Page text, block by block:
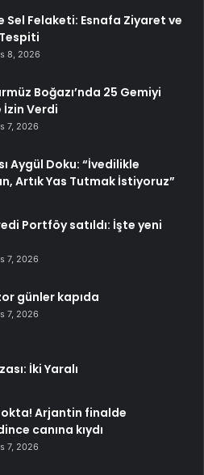
Sel Felaketi: Esnafa Ziyaret ve
8, 2026
Boğazı’nda 25 Gemiyi
İzin Verdi
7, 2026
Aygül Doku: “İvedilikle
Artık Yas Tutmak İstiyoruz”
Portföy satıldı: İşte yeni
7, 2026
günler kapıda
7, 2026
İki Yaralı
Arjantin finalde
canına kıydı
7, 2026